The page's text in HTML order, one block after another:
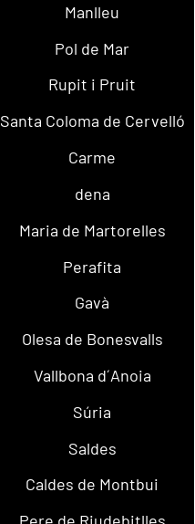
Manlleu
Pol de Mar
Rupit i Pruit
Santa Coloma de Cervelló
Carme
dena
Maria de Martorelles
Perafita
Gavà
Olesa de Bonesvalls
Vallbona d´Anoia
Súria
Saldes
Caldes de Montbui